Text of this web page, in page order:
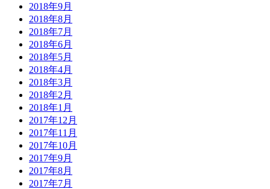
2018年9月
2018年8月
2018年7月
2018年6月
2018年5月
2018年4月
2018年3月
2018年2月
2018年1月
2017年12月
2017年11月
2017年10月
2017年9月
2017年8月
2017年7月